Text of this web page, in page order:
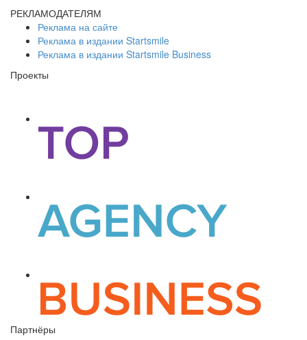
РЕКЛАМОДАТЕЛЯМ
Реклама на сайте
Реклама в издании Startsmile
Реклама в издании Startsmile Business
Проекты
Партнёры